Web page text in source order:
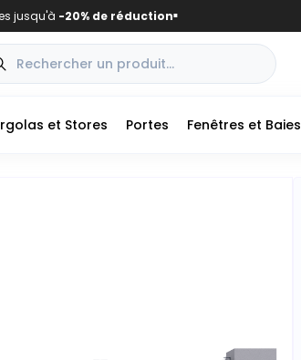
jusqu'à -20% de réduction■
et Stores Portes Fenêtres et Baies